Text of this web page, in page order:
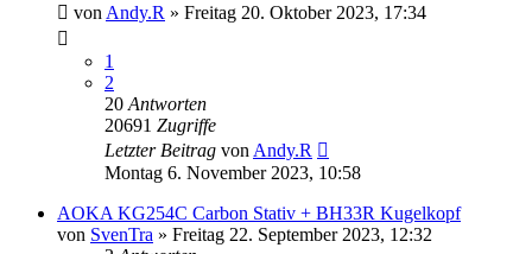
von Andy.R » Freitag 20. Oktober 2023, 17:34
1
2
20 Antworten
20691 Zugriffe
Letzter Beitrag von Andy.R
Montag 6. November 2023, 10:58
AOKA KG254C Carbon Stativ + BH33R Kugelkopf
von SvenTra » Freitag 22. September 2023, 12:32